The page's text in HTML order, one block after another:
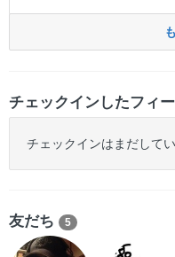
チェックインしたフィ
チェックインはまだしてい
友だち 5